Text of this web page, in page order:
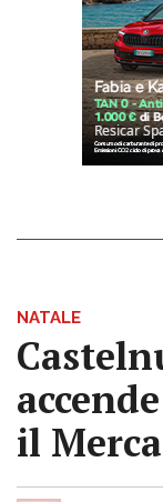
NATALE
il